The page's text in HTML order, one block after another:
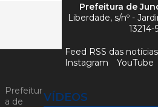
VÍDEOS
Prefeitura de
Liberdade, s/nº -
Feed RSS das notícias
Instagram
YouTube
Prefeitur
a de